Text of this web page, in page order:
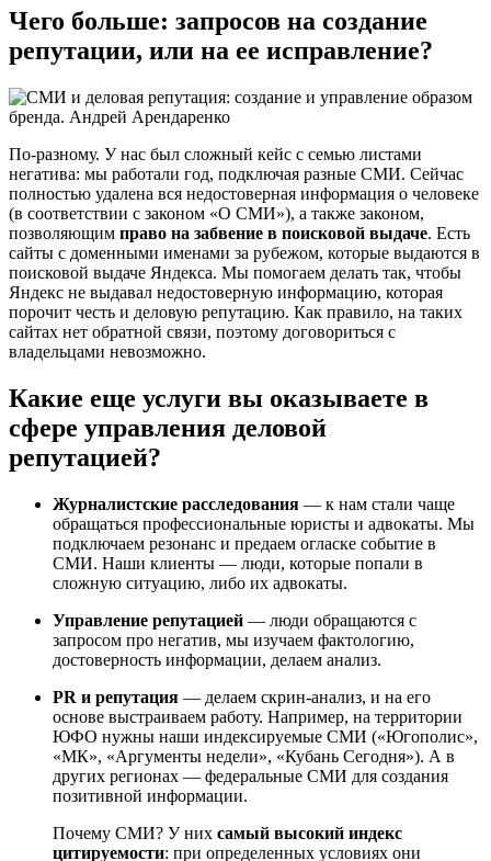
Чего больше: запросов на создание
репутации, или на ее исправление?
По-разному. У нас был сложный кейс с семью листами
негатива: мы работали год, подключая разные СМИ. Сейчас
полностью удалена вся недостоверная информация о человеке
(в соответствии с законом «О СМИ»), а также законом,
позволяющим право на забвение в поисковой выдаче. Есть
сайты с доменными именами за рубежом, которые выдаются в
поисковой выдаче Яндекса. Мы помогаем делать так, чтобы
Яндекс не выдавал недостоверную информацию, которая
порочит честь и деловую репутацию. Как правило, на таких
сайтах нет обратной связи, поэтому договориться с
владельцами невозможно.
Какие еще услуги вы оказываете в
сфере управления деловой
репутацией?
Журналистские расследования — к нам стали чаще
обращаться профессиональные юристы и адвокаты. Мы
подключаем резонанс и предаем огласке событие в
СМИ. Наши клиенты — люди, которые попали в
сложную ситуацию, либо их адвокаты.
Управление репутацией — люди обращаются с
запросом про негатив, мы изучаем фактологию,
достоверность информации, делаем анализ.
PR и репутация — делаем скрин-анализ, и на его
основе выстраиваем работу. Например, на территории
ЮФО нужны наши индексируемые СМИ («Югополис»,
«МК», «Аргументы недели», «Кубань Сегодня»). А в
других регионах — федеральные СМИ для создания
позитивной информации.
Почему СМИ? У них самый высокий индекс
цитируемости: при определенных условиях они